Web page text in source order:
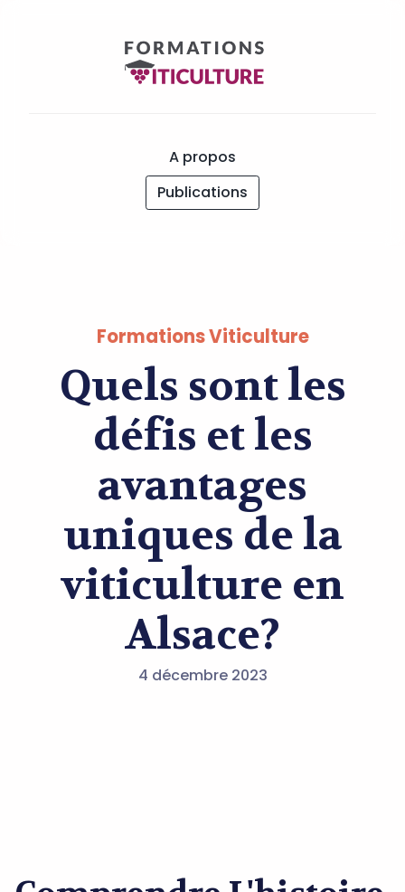
A propos
Publications
Formations Viticulture
Quels sont les
défis et les
avantages
uniques de la
viticulture en
Alsace?
4 décembre 2023